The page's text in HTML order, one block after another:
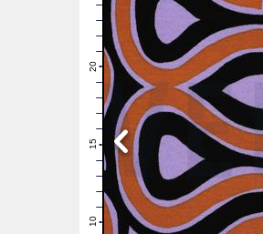
10
11
12
13
14
15
16
17
18
19
20
21
22
23
24